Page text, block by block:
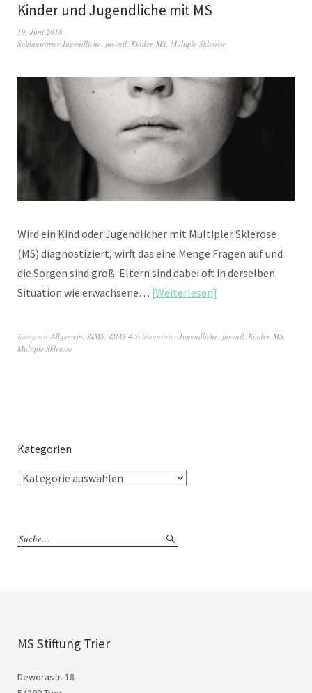
Kinder und Jugendliche mit MS
19. Juni 2018
SchlagwörterJugendliche, juvenil, Kinder, MS, Multiple Sklerose
Wird ein Kind oder Jugendlicher mit Multipler Sklerose
(MS) diagnostiziert, wirft das eine Menge Fragen auf und
die Sorgen sind groß. Eltern sind dabei oft in derselben
Situation wie erwachsene… Weiterlesen
Kategorie Allgemein ZIMS ZIMS 4 SchlagwörterJugendliche juvenil Kinder, MS
Multiple Sklerose
Kategorien
MS Stiftung Trier
Deworastr. 18